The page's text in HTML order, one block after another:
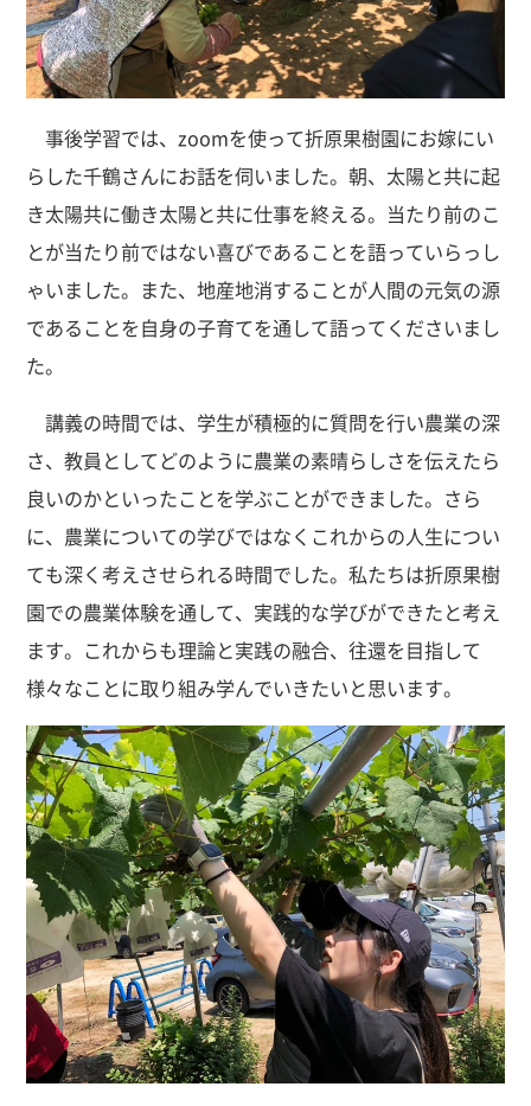
事後学習では、zoomを使って折原果樹園にお嫁にい
らした千鶴さんにお話を伺いました。朝、太陽と共に起
き太陽共に働き太陽と共に仕事を終える。当たり前のこ
とが当たり前ではない喜びであることを語っていらっし
ゃいました。また、地産地消することが人間の元気の源
であることを自身の子育てを通して語ってくださいまし
た。
講義の時間では、学生が積極的に質問を行い農業の深
さ、教員としてどのように農業の素晴らしさを伝えたら
良いのかといったことを学ぶことができました。さら
に、農業についての学びではなくこれからの人生につい
ても深く考えさせられる時間でした。私たちは折原果樹
園での農業体験を通して、実践的な学びができたと考え
ます。これからも理論と実践の融合、往還を目指して
様々なことに取り組み学んでいきたいと思います。